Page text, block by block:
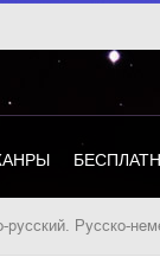
русский. Русско-